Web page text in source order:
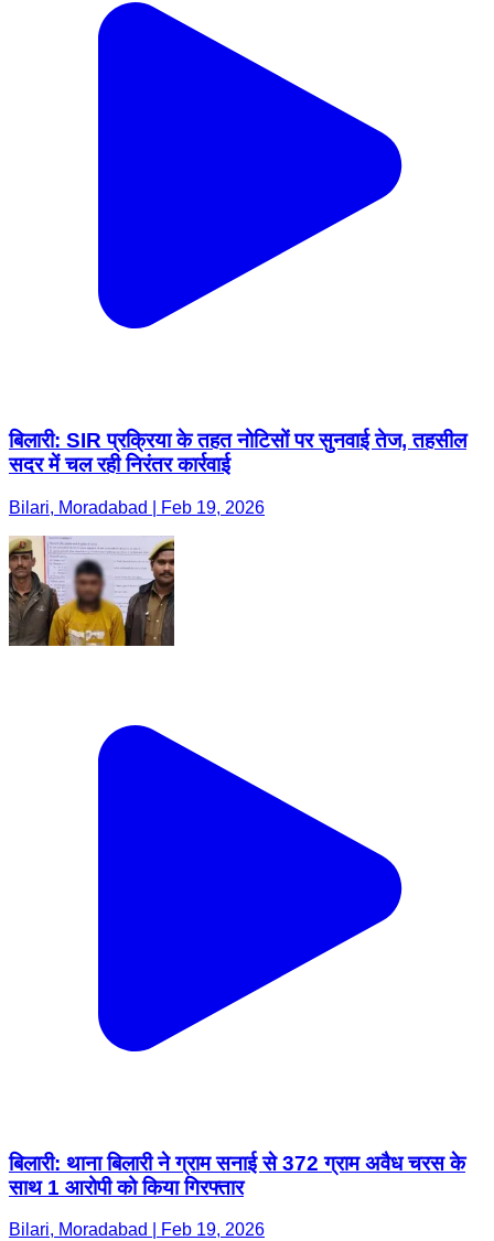
बिलारी: SIR प्रक्रिया के तहत नोटिसों पर सुनवाई तेज, तहसील
सदर में चल रही निरंतर कार्रवाई
Bilari, Moradabad | Feb 19, 2026
बिलारी: थाना बिलारी ने ग्राम सनाई से 372 ग्राम अवैध चरस के
साथ 1 आरोपी को किया गिरफ्तार
Bilari, Moradabad | Feb 19, 2026